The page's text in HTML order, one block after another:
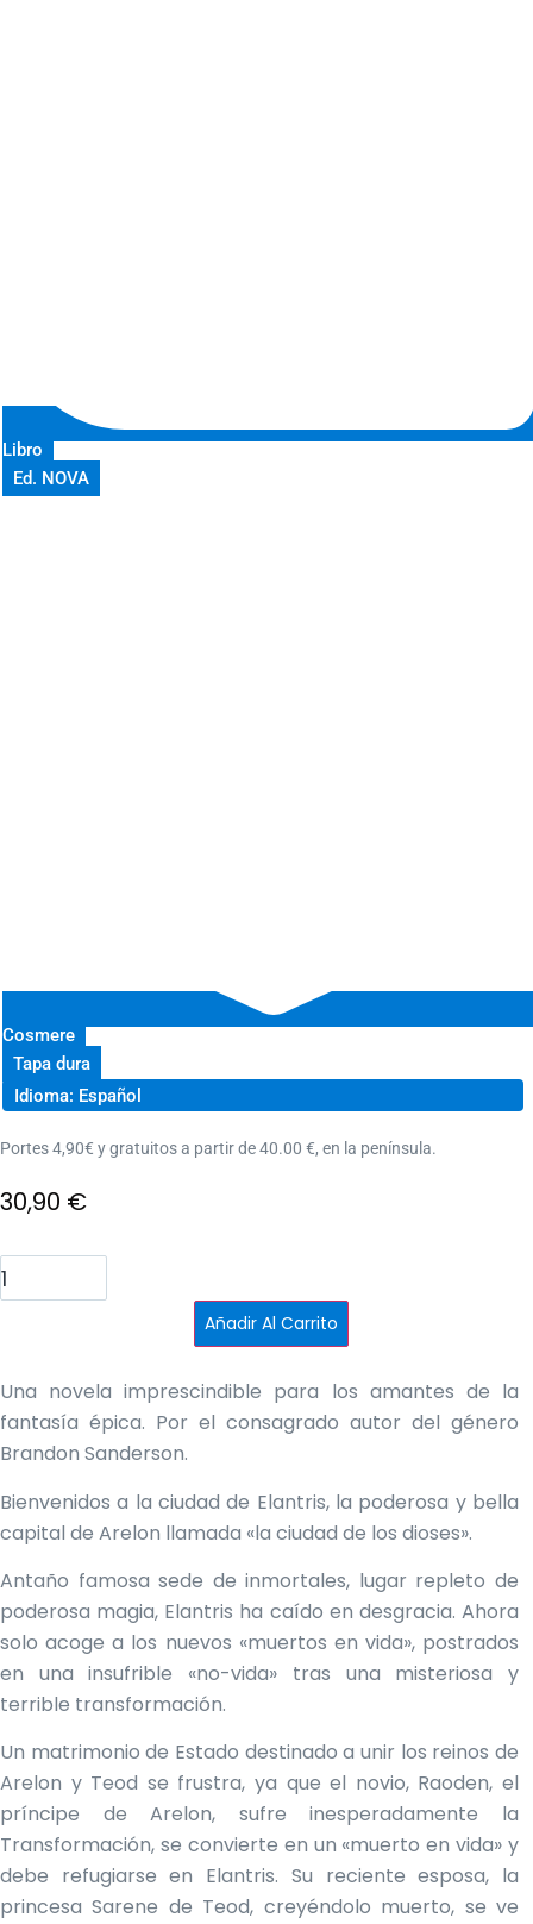
Libro
Ed. NOVA
Cosmere
Tapa dura
Idioma: Español
Portes 4,90€ y gratuitos a partir de 40.00 €, en la península.
30,90 €
Elantris
-
Edición
Añadir Al Carrito
Una novela imprescindible para los amantes de la
fantasía épica. Por el consagrado autor del género
Brandon Sanderson.
Bienvenidos a la ciudad de Elantris, la poderosa y bella
capital de Arelon llamada «la ciudad de los dioses».
Antaño famosa sede de inmortales, lugar repleto de
poderosa magia, Elantris ha caído en desgracia. Ahora
solo acoge a los nuevos «muertos en vida», postrados
en una insufrible «no-vida» tras una misteriosa y
terrible transformación.
Un matrimonio de Estado destinado a unir los reinos de
Arelon y Teod se frustra, ya que el novio, Raoden, el
príncipe de Arelon, sufre inesperadamente la
Transformación, se convierte en un «muerto en vida» y
debe refugiarse en Elantris. Su reciente esposa, la
princesa Sarene de Teod, creyéndolo muerto, se ve